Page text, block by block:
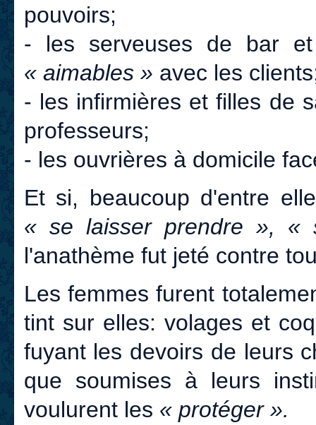
pouvoirs;
- les serveuses de bar
« aimables » avec les
- les infirmières et filles de
professeurs;
- les ouvrières à domicile
Et si, beaucoup d'entre
« se laisser prendre », «
l'anathème fut jeté contre
Les femmes furent
tint sur elles: volages et
fuyant les devoirs de leurs
que soumises à leurs
voulurent les « protéger ».